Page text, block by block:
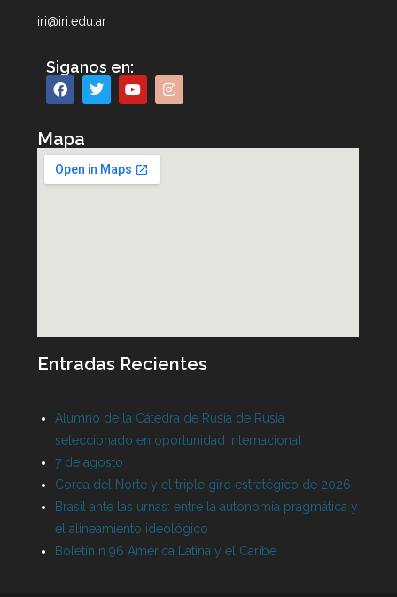
iri@iri.edu.ar
Siganos en:
Mapa
Entradas Recientes
Alumno de la Cátedra de Rusia de Rusia
seleccionado en oportunidad internacional
7 de agosto
Corea del Norte y el triple giro estratégico de 2026
Brasil ante las urnas: entre la autonomía pragmática y
el alineamiento ideológico
Boletín n 96 América Latina y el Caribe